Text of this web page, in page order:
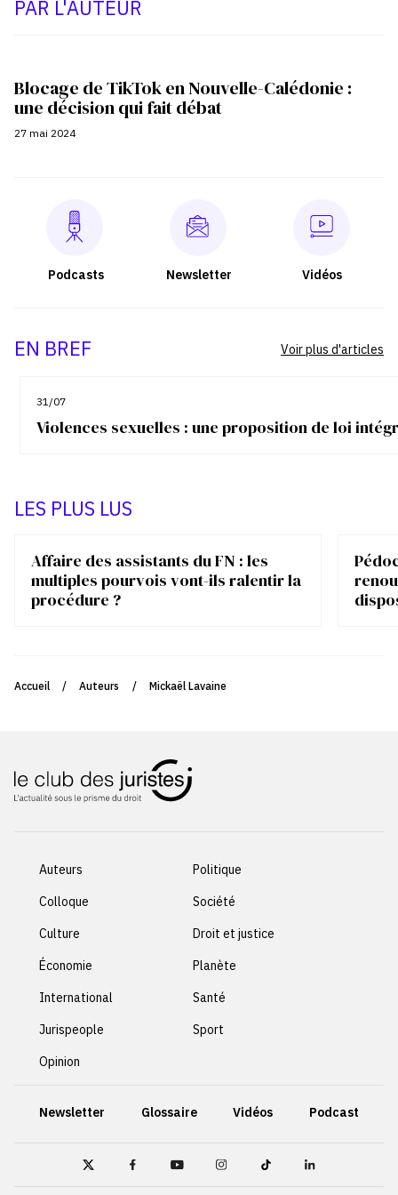
PAR L'AUTEUR
Blocage de TikTok en Nouvelle-Calédonie :
une décision qui fait débat
27 mai 2024
Podcasts Newsletter Vidéos
EN BREF
31/07
Violences sexuelles : une proposition de loi
Voir plus d'articles
LES PLUS LUS
Affaire des assistants du FN : les
multiples pourvois vont-ils ralentir la
procédure ?
Accueil / Auteurs / Mickaël Lavaine
Auteurs
Colloque
Culture
Économie
International
Jurispeople
Opinion
Politique
Société
Droit et justice
Planète
Santé
Sport
Newsletter Glossaire Vidéos Podcast